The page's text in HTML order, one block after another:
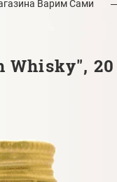
Варим Сами
Whisky",